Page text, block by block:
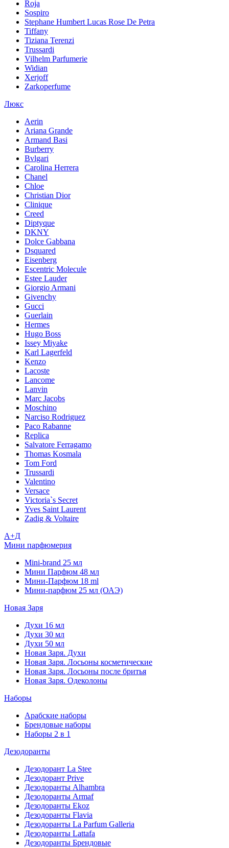
Roja
Sospiro
Stephane Humbert Lucas Rose De Petra
Tiffany
Tiziana Terenzi
Trussardi
Vilhelm Parfumerie
Widian
Xerjoff
Zarkoperfume
Люкс
Aerin
Ariana Grande
Armand Basi
Burberry
Bvlgari
Carolina Herrera
Chanel
Chloe
Christian Dior
Clinique
Creed
Diptyque
DKNY
Dolce Gabbana
Dsquared
Eisenberg
Escentric Molecule
Estee Lauder
Giorgio Armani
Givenchy
Gucci
Guerlain
Hermes
Hugo Boss
Issey Miyake
Karl Lagerfeld
Kenzo
Lacoste
Lancome
Lanvin
Marc Jacobs
Moschino
Narciso Rodriguez
Paco Rabanne
Replica
Salvatore Ferragamo
Thomas Kosmala
Tom Ford
Trussardi
Valentino
Versace
Victoria`s Secret
Yves Saint Laurent
Zadig & Voltaire
А+Д
Мини парфюмерия
Mini-brand 25 мл
Мини Парфюм 48 мл
Мини-Парфюм 18 ml
Мини-парфюм 25 мл (ОАЭ)
Новая Заря
Духи 16 мл
Духи 30 мл
Духи 50 мл
Новая Заря. Духи
Новая Заря. Лосьоны косметические
Новая Заря. Лосьоны после бритья
Новая Заря. Одеколоны
Наборы
Арабские наборы
Брендовые наборы
Наборы 2 в 1
Дезодоранты
Дезодорант La Stee
Дезодорант Prive
Дезодоранты Alhambra
Дезодоранты Armaf
Дезодоранты Ekoz
Дезодоранты Flavia
Дезодоранты La Parfum Galleria
Дезодоранты Lattafa
Дезодоранты Брендовые